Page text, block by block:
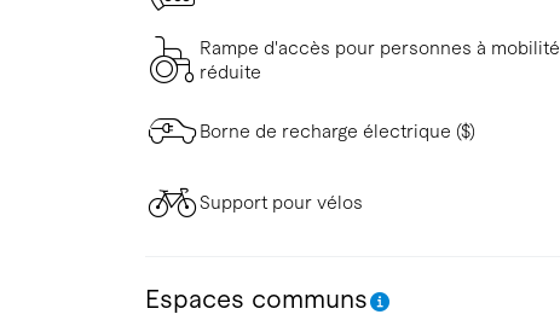
Rampe d'accès pour personnes à mobilité
réduite
Borne de recharge électrique ($)
Support pour vélos
Espaces communs